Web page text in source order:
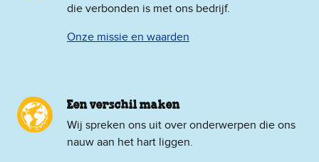
die verbonden is met ons bedrijf.
Onze missie en waarden
Een verschil maken
Wij spreken ons uit over onderwerpen die ons
nauw aan het hart liggen.